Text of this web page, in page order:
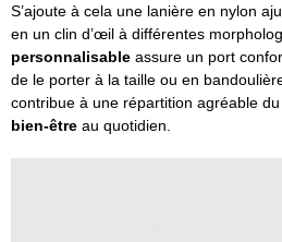
S’ajoute à cela une lanière en nylon
en un clin d’œil à différentes
personnalisable assure un port
de le porter à la taille ou en
contribue à une répartition agréable
bien-être au quotidien.